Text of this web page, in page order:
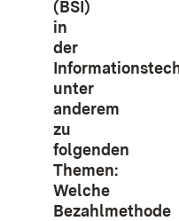
(BSI)
in
der
unter
anderem
zu
folgenden
Themen:
Welche
Bezahlmethode